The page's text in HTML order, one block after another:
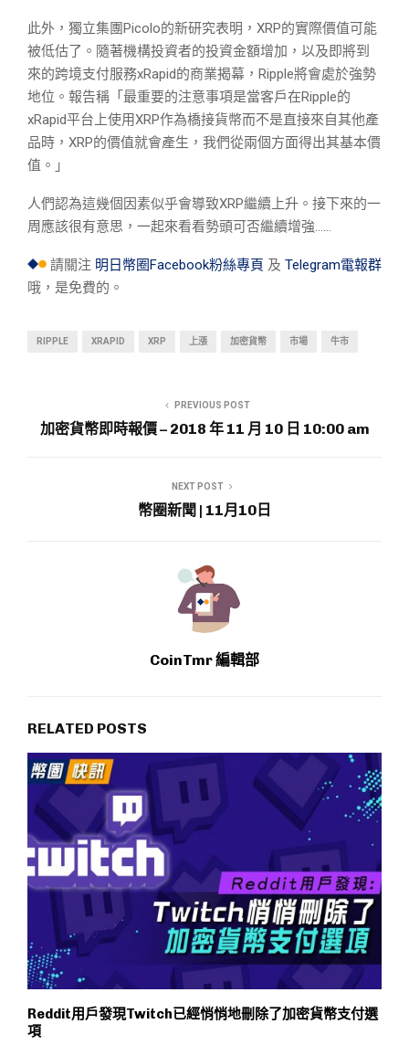
此外，獨立集團Picolo的新研究表明，XRP的實際價值可能
被低估了。隨著機構投資者的投資金額增加，以及即將到
來的跨境支付服務xRapid的商業揭幕，Ripple將會處於強勢
地位。報告稱「最重要的注意事項是當客戶在Ripple的
xRapid平台上使用XRP作為橋接貨幣而不是直接來自其他產
品時，XRP的價值就會產生，我們從兩個方面得出其基本價
值。」
人們認為這幾個因素似乎會導致XRP繼續上升。接下來的一
周應該很有意思，一起來看看勢頭可否繼續增強……
請關注 明日幣圈Facebook粉絲專頁 及 Telegram電報群
哦，是免費的。
RIPPLE XRAPID XRP 上漲 加密貨幣 市場 牛市
PREVIOUS POST
加密貨幣即時報價 – 2018 年 11 月 10 日 10:00 am
NEXT POST
幣圈新聞 | 11月10日
CoinTmr 編輯部
RELATED POSTS
Reddit用戶發現Twitch已經悄悄地刪除了加密貨幣支付選
項